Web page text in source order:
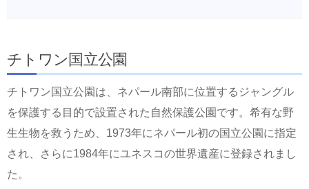
チトワン国立公園
チトワン国立公園は、ネパール南部に位置するジャングル
を保護する目的で設置された自然保護公園です。希有な野
生生物を救うため、1973年にネパール初の国立公園に指定
され、さらに1984年にユネスコの世界遺産に登録されまし
た。